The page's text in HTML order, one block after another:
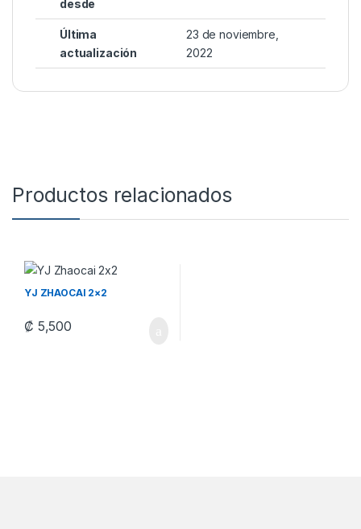
desde
Última
actualización
23 de noviembre,
2022
Productos relacionados
YJ ZHAOCAI 2×2
₡ 5,500